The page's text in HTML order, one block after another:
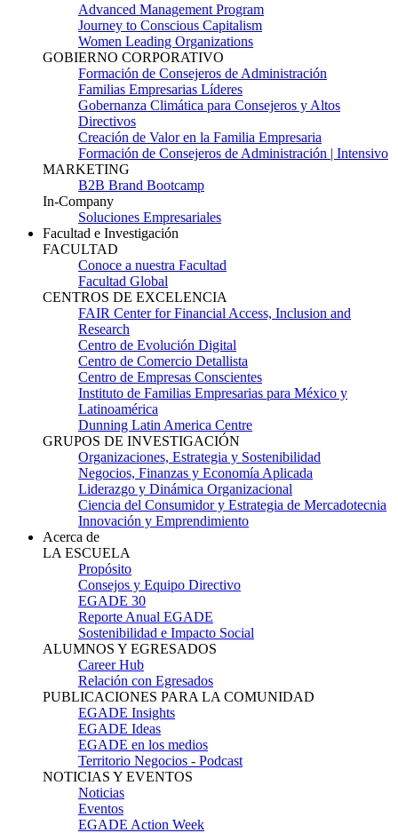
Advanced Management Program
Journey to Conscious Capitalism
Women Leading Organizations
GOBIERNO CORPORATIVO
Formación de Consejeros de Administración
Familias Empresarias Líderes
Gobernanza Climática para Consejeros y Altos
Directivos
Creación de Valor en la Familia Empresaria
Formación de Consejeros de Administración | Intensivo
MARKETING
B2B Brand Bootcamp
In-Company
Soluciones Empresariales
Facultad e Investigación
FACULTAD
Conoce a nuestra Facultad
Facultad Global
CENTROS DE EXCELENCIA
FAIR Center for Financial Access, Inclusion and
Research
Centro de Evolución Digital
Centro de Comercio Detallista
Centro de Empresas Conscientes
Instituto de Familias Empresarias para México y
Latinoamérica
Dunning Latin America Centre
GRUPOS DE INVESTIGACIÓN
Organizaciones, Estrategia y Sostenibilidad
Negocios, Finanzas y Economía Aplicada
Liderazgo y Dinámica Organizacional
Ciencia del Consumidor y Estrategia de Mercadotecnia
Innovación y Emprendimiento
Acerca de
LA ESCUELA
Propósito
Consejos y Equipo Directivo
EGADE 30
Reporte Anual EGADE
Sostenibilidad e Impacto Social
ALUMNOS Y EGRESADOS
Career Hub
Relación con Egresados
PUBLICACIONES PARA LA COMUNIDAD
EGADE Insights
EGADE Ideas
EGADE en los medios
Territorio Negocios - Podcast
NOTICIAS Y EVENTOS
Noticias
Eventos
EGADE Action Week